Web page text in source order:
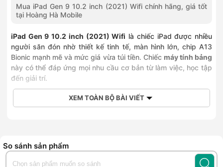
Mua iPad Gen 9 10.2 inch (2021) Wifi chính hãng, giá tốt
tại Hoàng Hà Mobile
iPad Gen 9 10.2 inch (2021) Wifi là chiếc iPad được nhiều
người săn đón nhờ thiết kế tinh tế, màn hình lớn, chip A13
Bionic mạnh mẽ và mức giá vừa túi tiền. Chiếc máy tính bảng
này có thể đáp ứng mọi nhu cầu cơ bản từ làm việc, học tập
đến giải trí.
Chip A13 Bionic đủ mạnh để đáp ứng mọi việc
Apple cũng tuyên bố A13 Bionic trên iPad mới
hiệu suất CPU
GPU
. Nhờ đó, tất cả các tác vụ đều diễn ra
XEM TOÀN BỘ BÀI VIẾT
So sánh sản phẩm